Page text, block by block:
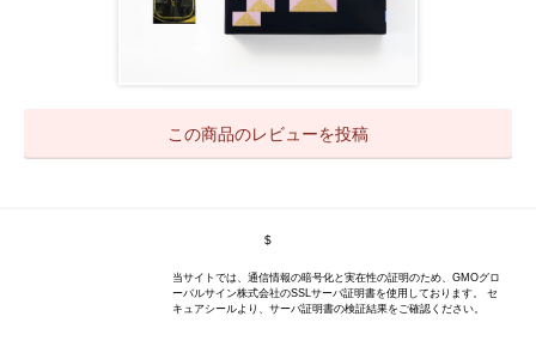
この商品のレビューを投稿
$
当サイトでは、通信情報の暗号化と実在性の証明のため、GMOグロ
ーバルサイン株式会社のSSLサーバ証明書を使用しております。 セ
キュアシールより、サーバ証明書の検証結果をご確認ください。